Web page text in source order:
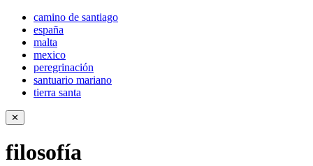
camino de santiago
españa
malta
mexico
peregrinación
santuario mariano
tierra santa
✕
filosofía